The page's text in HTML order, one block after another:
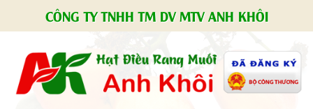
CÔNG TY TNHH TM DV MTV ANH KHÔI